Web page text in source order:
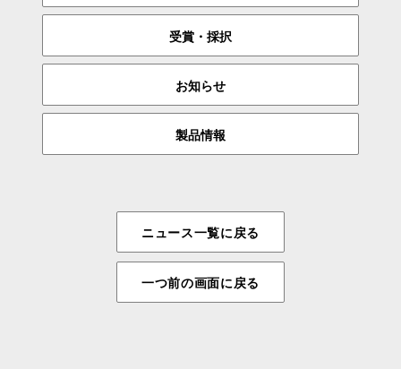
受賞・採択
お知らせ
製品情報
ニュース一覧に戻る
一つ前の画面に戻る